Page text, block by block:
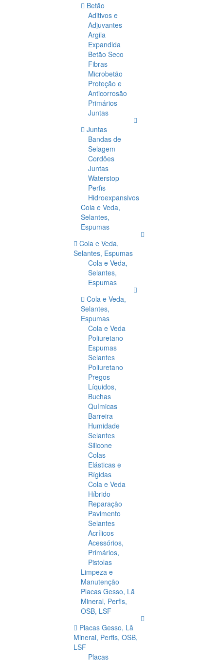
Betão
Aditivos e
Adjuvantes
Argila
Expandida
Betão Seco
Fibras
Microbetão
Proteção e
Anticorrosão
Primários
Juntas
Juntas
Bandas de
Selagem
Cordões
Juntas
Waterstop
Perfis
Hidroexpansivos
Cola e Veda,
Selantes,
Espumas
Cola e Veda,
Selantes, Espumas
Cola e Veda,
Selantes,
Espumas
Cola e Veda,
Selantes,
Espumas
Cola e Veda
Poliuretano
Espumas
Selantes
Poliuretano
Pregos
Líquidos,
Buchas
Químicas
Barreira
Humidade
Selantes
Silicone
Colas
Elásticas e
Rígidas
Cola e Veda
Híbrido
Reparação
Pavimento
Selantes
Acrílicos
Acessórios,
Primários,
Pistolas
Limpeza e
Manutenção
Placas Gesso, Lã
Mineral, Perfis,
OSB, LSF
Placas Gesso, Lã
Mineral, Perfis, OSB,
LSF
Placas